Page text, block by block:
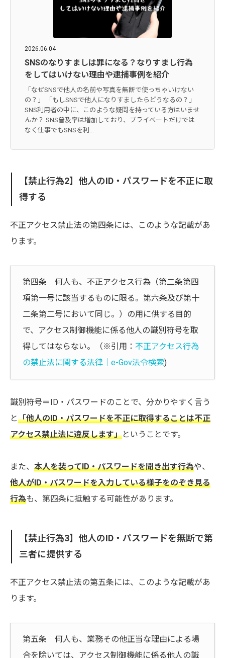
2026.06.04
SNSのなりすましは罪になる？なりすまし行為
をしてはいけない理由や逮捕事例を紹介
「なぜSNSで他人の名前や写真を無断で使っちゃいけない
の？」 「もしSNSで他人になりすましたらどうなるの？」
SNS利用者の中に、このような疑問を持っている方はいませ
んか？ SNS普及率は増加しており、プライベートだけでは
なく仕事でもSNSを利...
【禁止行為2】他人のID・パスワードを不正に取
得する
不正アクセス禁止法の第四条には、このような記載があ
ります。
第四条 何人も、不正アクセス行為（第二条第四
項第一号に該当するものに限る。第六条及び第十
二条第二号において同じ。）の用に供する目的
で、アクセス制御機能に係る他人の識別符号を取
得してはならない。（※引用： 不正アクセス行為
の禁止法に関する法律｜e-Gov法令検索)
識別符号＝ID・パスワードのことで、分かりやすく言う
と「他人のID・パスワードを不正に取得することは不正
アクセス禁止法に違反します」ということです。
また、 本人を装ってID・パスワードを聞き出す行為や、
他人がID・パスワードを入力している様子をのぞき見る
行為も、第四条に抵触する可能性があります。
【禁止行為3】他人のID・パスワードを無断で第
三者に提供する
不正アクセス禁止法の第五条には、このような記載があ
ります。
第五条 何人も、業務その他正当な理由による場
合を除いては、アクセス制御機能に係る他人の識